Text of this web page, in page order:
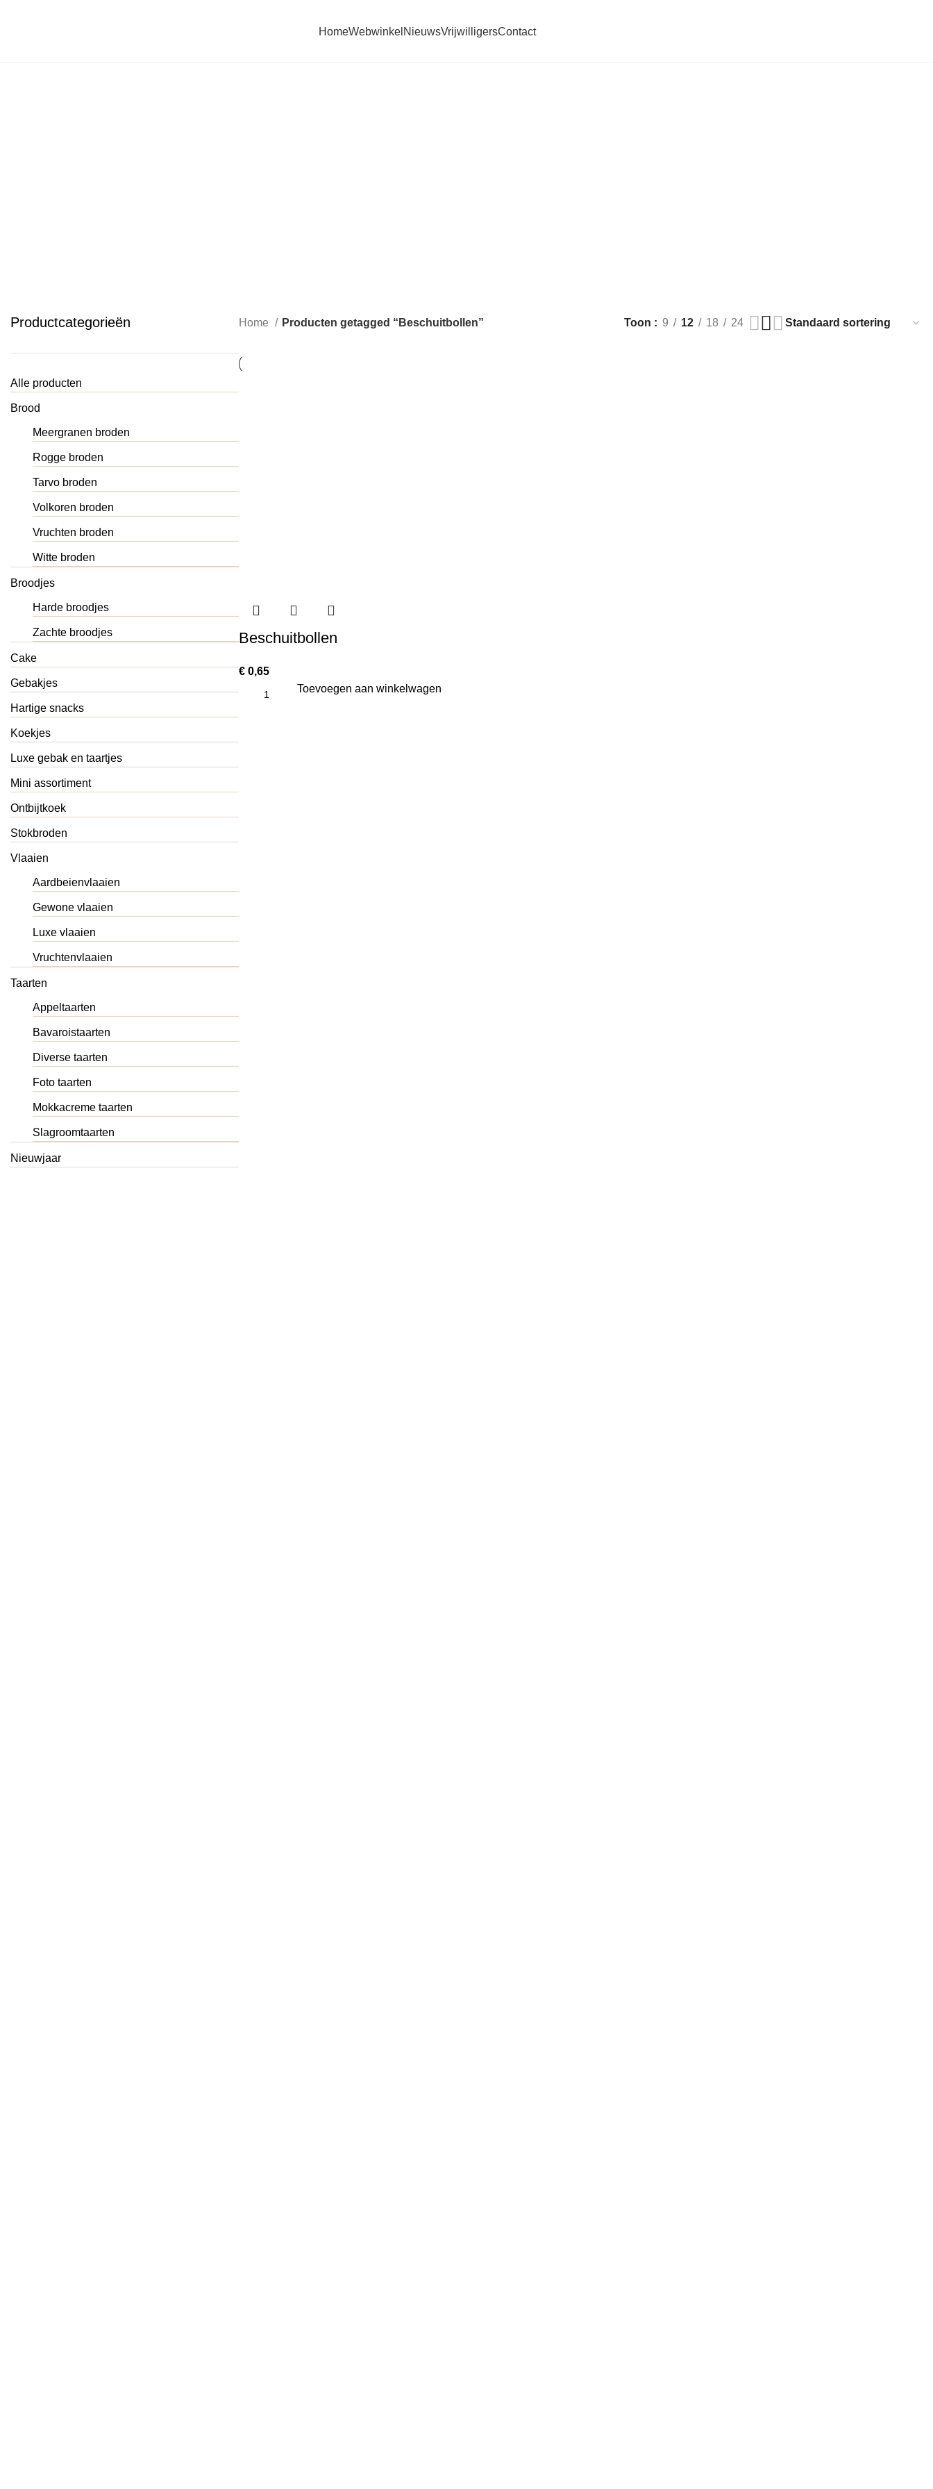
HomeWebwinkel NieuwsVrijwilligersContact
Productcategorieën
Alle producten
Brood
Meergranen broden
Rogge broden
Tarvo broden
Volkoren broden
Vruchten broden
Witte broden
Broodjes
Harde broodjes
Zachte broodjes
Cake
Gebakjes
Hartige snacks
Koekjes
Luxe gebak en taartjes
Mini assortiment
Ontbijtkoek
Stokbroden
Vlaaien
Aardbeienvlaaien
Gewone vlaaien
Luxe vlaaien
Vruchtenvlaaien
Taarten
Appeltaarten
Bavaroistaarten
Diverse taarten
Foto taarten
Mokkacreme taarten
Slagroomtaarten
Nieuwjaar
Home Producten getagged “Beschuitbollen” Toon 9 12 18 24
Beschuitbollen
€0,65
Toevoegen aan winkelwagen